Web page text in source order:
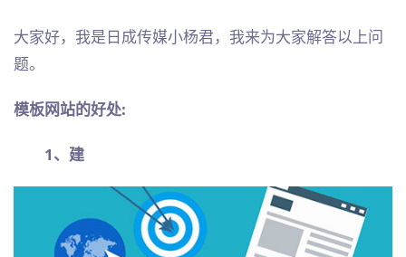
大家好，我是日成传媒小杨君，我来为大家解答以上问
题。
模板网站的好处:
1、建